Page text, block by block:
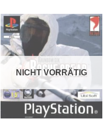
NICHT VORRÄTIG